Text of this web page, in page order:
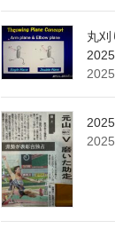
丸刈
2025